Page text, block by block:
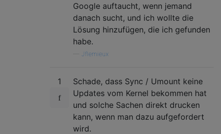
Google auftaucht, wenn jemand
danach sucht, und ich wollte die
Lösung hinzufügen, die ich gefunden
habe.
Jflemieux
1
Schade, dass Sync / Umount keine
Updates vom Kernel bekommen hat
und solche Sachen direkt drucken
kann, wenn man dazu aufgefordert
wird.